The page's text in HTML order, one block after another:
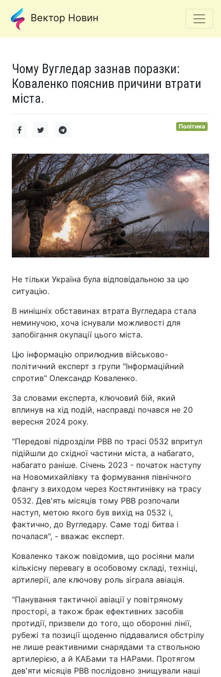
Вектор Новин
Чому Вугледар зазнав поразки:
Коваленко пояснив причини втрати
міста.
Політика
Не тільки Україна була відповідальною за цю
ситуацію.
В нинішніх обставинах втрата Вугледара стала
неминучою, хоча існували можливості для
запобігання окупації цього міста.
Цю інформацію оприлюднив військово-
політичний експерт з групи "Інформаційний
спротив" Олександр Коваленко.
За словами експерта, ключовий бій, який
вплинув на хід подій, насправді почався не 20
вересня 2024 року.
"Передові підрозділи РВВ по трасі 0532 впритул
підійшли до східної частини міста, а набагато,
набагато раніше. Січень 2023 - початок наступу
на Новомихайлівку та формування північного
флангу з виходом через Костянтинівку на трасу
0532. Дев'ять місяців тому РВВ розпочали
наступ, метою якого був вихід на 0532 і,
фактично, до Вугледару. Саме тоді битва і
почалася", - вважає експерт.
Коваленко також повідомив, що росіяни мали
кількісну перевагу в особовому складі, техніці,
артилерії, але ключову роль зіграла авіація.
"Панування тактичної авіації у повітряному
просторі, а також брак ефективних засобів
протидії, призвели до того, що оборонні лінії,
рубежі та позиції щоденно піддавалися обстрілу
не лише реактивними снарядами та ствольною
артилерією, а й КАБами та НАРами. Протягом
дев'яти місяців РВВ послідовно знищували наші